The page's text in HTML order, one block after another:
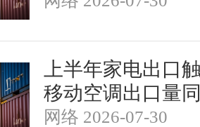
上半年家电出口
移动空调出口量
网络 2026-07-30